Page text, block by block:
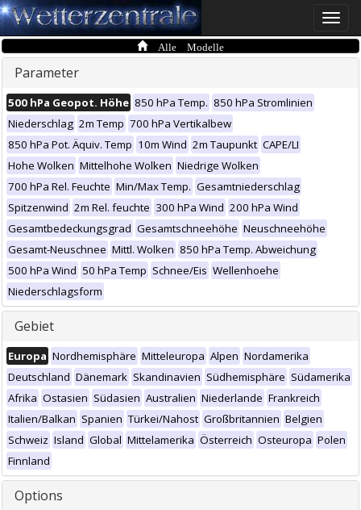
Toggle
Alle Modelle
Parameter
500 hPa Geopot. Höhe 850 hPa Temp. 850 hPa Stromlinien
Niederschlag 2m Temp 700 hPa Vertikalbew
850 hPa Pot. Äquiv. Temp 10m Wind 2m Taupunkt CAPE/LI
Hohe Wolken Mittelhohe Wolken Niedrige Wolken
700 hPa Rel. Feuchte Min/Max Temp. Gesamtniederschlag
Spitzenwind 2m Rel. feuchte 300 hPa Wind 200 hPa Wind
Gesamtbedeckungsgrad Gesamtschneehöhe Neuschneehöhe
Gesamt-Neuschnee Mittl. Wolken 850 hPa Temp. Abweichung
500 hPa Wind 50 hPa Temp Schnee/Eis Wellenhoehe
Niederschlagsform
Gebiet
Europa Nordhemisphäre Mitteleuropa Alpen Nordamerika
Deutschland Dänemark Skandinavien Südhemisphäre Südamerika
Afrika Ostasien Südasien Australien Niederlande Frankreich
Italien/Balkan Spanien Türkei/Nahost Großbritannien Belgien
Schweiz Island Global Mittelamerika Österreich Osteuropa Polen
Finnland
Options